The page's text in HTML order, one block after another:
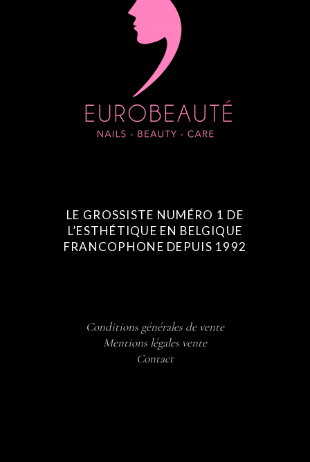
LE GROSSISTE NUMÉRO 1 DE
L’ESTHÉTIQUE EN BELGIQUE
FRANCOPHONE DEPUIS 1992
Conditions générales de vente
Mentions légales vente
Contact